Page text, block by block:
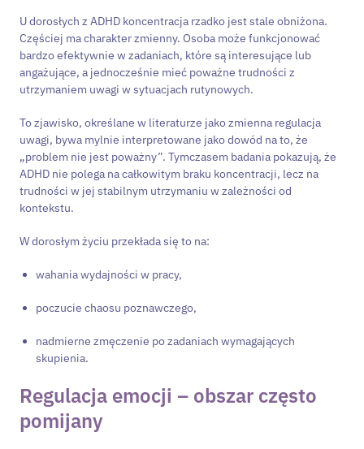
U dorosłych z ADHD koncentracja rzadko jest stale obniżona.
Częściej ma charakter zmienny. Osoba może funkcjonować
bardzo efektywnie w zadaniach, które są interesujące lub
angażujące, a jednocześnie mieć poważne trudności z
utrzymaniem uwagi w sytuacjach rutynowych.
To zjawisko, określane w literaturze jako zmienna regulacja
uwagi, bywa mylnie interpretowane jako dowód na to, że
„problem nie jest poważny”. Tymczasem badania pokazują, że
ADHD nie polega na całkowitym braku koncentracji, lecz na
trudności w jej stabilnym utrzymaniu w zależności od
kontekstu.
W dorosłym życiu przekłada się to na:
wahania wydajności w pracy,
poczucie chaosu poznawczego,
nadmierne zmęczenie po zadaniach wymagających
skupienia.
Regulacja emocji – obszar często
pomijany